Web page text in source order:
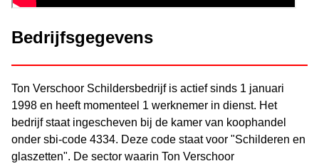
Bedrijfsgegevens
Ton Verschoor Schildersbedrijf is actief sinds 1 januari
1998 en heeft momenteel 1 werknemer in dienst. Het
bedrijf staat ingescheven bij de kamer van koophandel
onder sbi-code 4334. Deze code staat voor "Schilderen en
glaszetten". De sector waarin Ton Verschoor